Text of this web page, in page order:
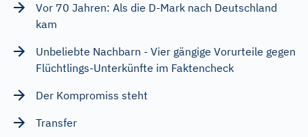
Vor 70 Jahren: Als die D-Mark nach Deutschland
kam
Unbeliebte Nachbarn - Vier gängige Vorurteile gegen
Flüchtlings-Unterkünfte im Faktencheck
Der Kompromiss steht
Transfer